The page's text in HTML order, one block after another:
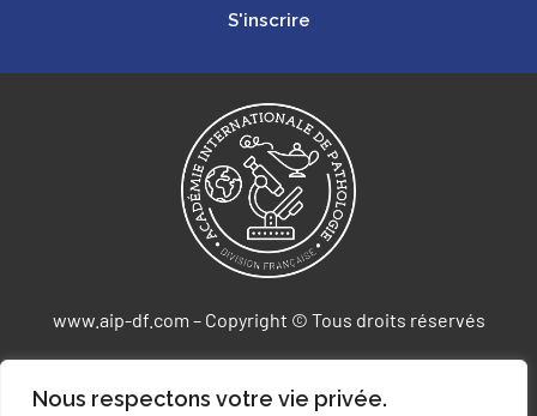
Nous respectons votre vie privée.
S'inscrire
www.aip-df.com – Copyright © Tous droits réservés